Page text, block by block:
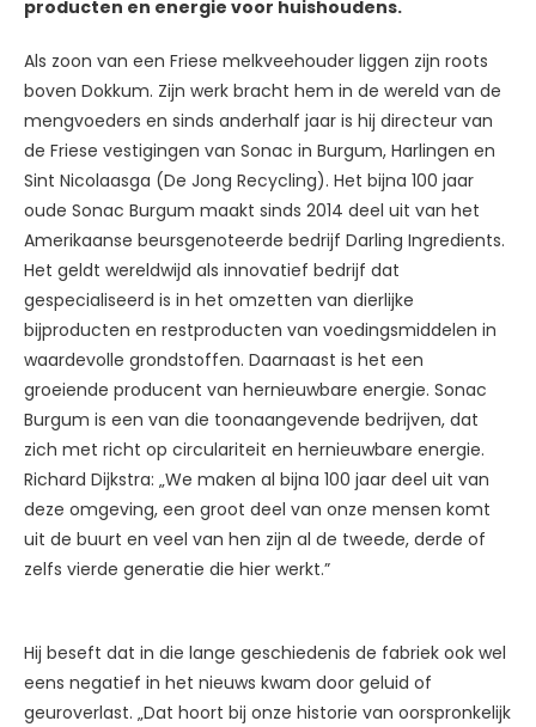
producten en energie voor huishoudens.
Als zoon van een Friese melkveehouder liggen zijn roots
boven Dokkum. Zijn werk bracht hem in de wereld van de
mengvoeders en sinds anderhalf jaar is hij directeur van
de Friese vestigingen van Sonac in Burgum, Harlingen en
Sint Nicolaasga (De Jong Recycling). Het bijna 100 jaar
oude Sonac Burgum maakt sinds 2014 deel uit van het
Amerikaanse beursgenoteerde bedrijf Darling Ingredients.
Het geldt wereldwijd als innovatief bedrijf dat
gespecialiseerd is in het omzetten van dierlijke
bijproducten en restproducten van voedingsmiddelen in
waardevolle grondstoffen. Daarnaast is het een
groeiende producent van hernieuwbare energie. Sonac
Burgum is een van die toonaangevende bedrijven, dat
zich met richt op circulariteit en hernieuwbare energie.
Richard Dijkstra: „We maken al bijna 100 jaar deel uit van
deze omgeving, een groot deel van onze mensen komt
uit de buurt en veel van hen zijn al de tweede, derde of
zelfs vierde generatie die hier werkt.”
Hij beseft dat in die lange geschiedenis de fabriek ook wel
eens negatief in het nieuws kwam door geluid of
geuroverlast. „Dat hoort bij onze historie van oorspronkelijk